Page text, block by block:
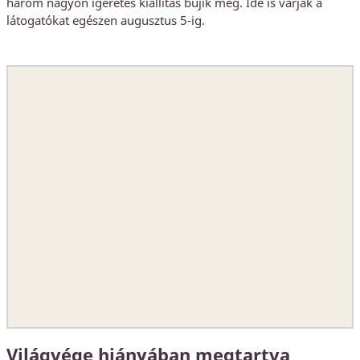
látogatókat egészen augusztus 5-ig.
Világvége hiányában megtartva